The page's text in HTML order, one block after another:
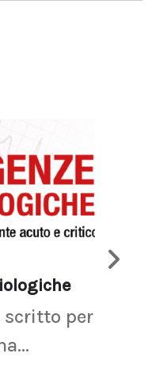
scritto per